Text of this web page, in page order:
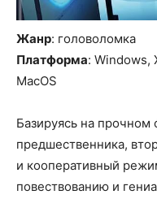
Жанр: головоломка
Платформа: Windows,
MacOS
Базируясь на прочном
предшественника,
и кооперативный
повествованию и